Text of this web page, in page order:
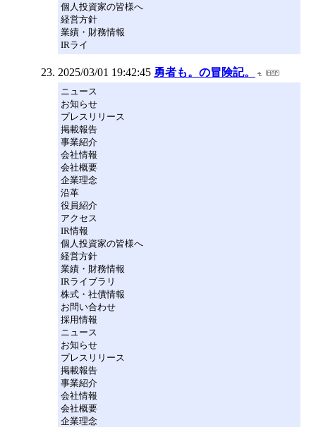
個人投資家の皆様へ
経営方針
業績・財務情報
IRライ
2025/03/01 19:42:45 勇者も。の冒険記。
ニュース
お知らせ
プレスリリース
掲載報告
事業紹介
会社情報
会社概要
企業理念
沿革
役員紹介
アクセス
IR情報
個人投資家の皆様へ
経営方針
業績・財務情報
IRライブラリ
株式・社債情報
お問い合わせ
採用情報
ニュース
お知らせ
プレスリリース
掲載報告
事業紹介
会社情報
会社概要
企業理念